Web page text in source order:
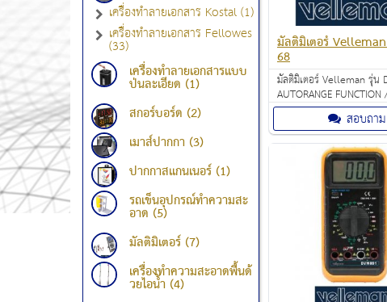
เครื่องทำลายเอกสาร Kostal (1)
เครื่องทำลายเอกสาร Fellowes
(33)
เครื่องทำลายเอกสารแบบ
ป่นละเอียด (1)
สกอร์บอร์ด (2)
เมาส์ปากกา (3)
ปากกาสแกนเนอร์ (1)
รถเข็นอุปกรณ์ทำความสะ
อาด (5)
มัลติมิเตอร์ (7)
เครื่องทำความสะอาดพื้นด้
วยไอน้ำ (4)
มัลติมิเตอร์
68
มัลติมิเตอร์ Velleman รุ่น
AUTORANGE FUNCTION
BARGRAPH /
1,490.00 บาท สอบถาม